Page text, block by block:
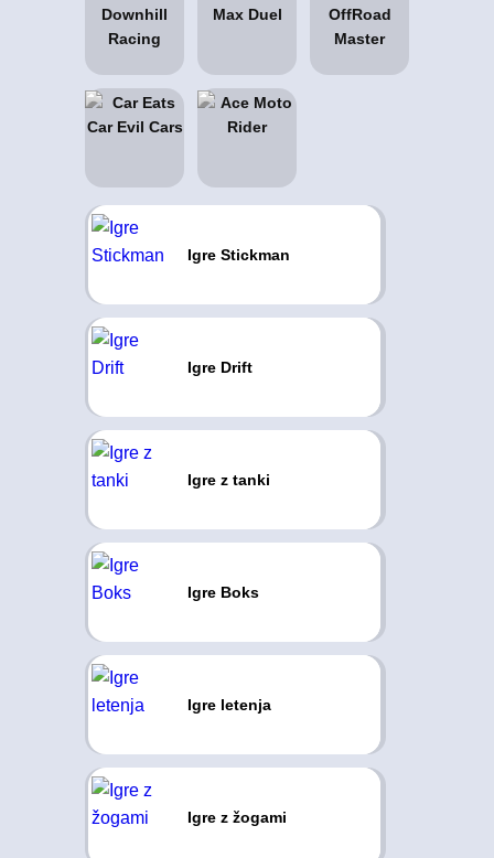
Igre Stickman
Igre Drift
Igre z tanki
Igre Boks
Igre letenja
Igre z žogami